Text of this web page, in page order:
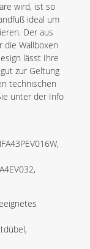
wird, ist so
ideal um
Der aus
die Wallboxen
lässt Ihre
zur Geltung
technischen
unter der Info